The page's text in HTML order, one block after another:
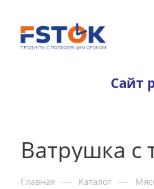
Сайт
Ватрушка
Главная — Каталог —